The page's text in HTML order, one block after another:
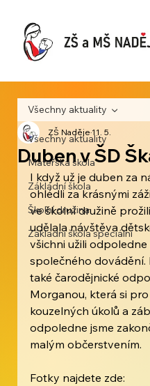
Všechny aktuality
Mateřská škola
Základní škola
Školní družina
Základní škola speciální
Všechny aktuality
Duben v ŠD
ZŠ Naděje11. 5.
I když už je duben za
ohlédli za krásnými
ve školní družině
udělala návštěva
všichni užili
společného
také čarodějnické
Morganou, která si
kouzelných úkolů a
odpoledne jsme
malým občerstvením.
Fotky najdete zde: